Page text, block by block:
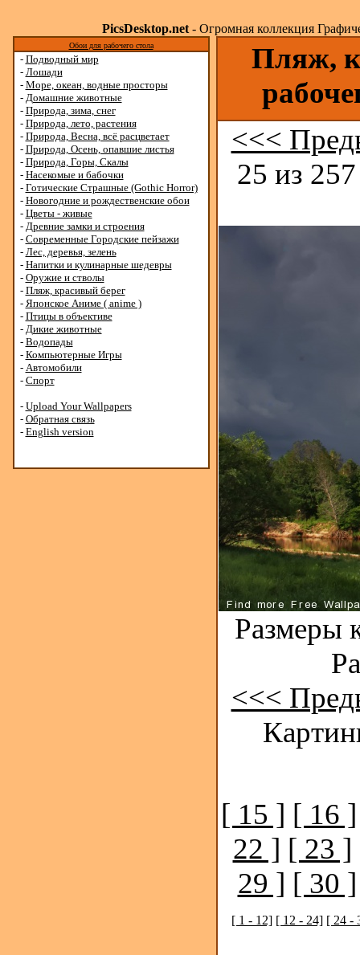
PicsDesktop.net- Огромная коллекция
Обои для рабочего стола
- Подводный мир
- Лошади
- Море, океан, водные просторы
- Домашние животные
- Природа, зима, снег
- Природа, лето, растения
- Природа, Весна, всё расцветает
- Природа, Осень, опавшие листья
- Природа, Горы, Скалы
- Насекомые и бабочки
- Готические Страшные (Gothic Horror)
- Новогодние и рождественские обои
- Цветы - живые
- Древние замки и строения
- Современные Городские пейзажи
- Лес, деревья, зелень
- Напитки и кулинарные шедевры
- Оружие и стволы
- Пляж, красивый берег
- Японское Аниме ( anime )
- Птицы в объективе
- Дикие животные
- Водопады
- Компьютерные Игры
- Автомобили
- Спорт
- Upload Your Wallpapers
- Обратная связь
- English version
Пляж,
<<<
25 из
Размеры
<<<
[ 15 ] [ 16 ]
22 ] [ 23 ]
29 ] [ 30 ]
[ 1 - 12] [ 12 - 24] [ 24 -